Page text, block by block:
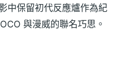
中保留初代反應爐作為紀
與漫威的聯名巧思。